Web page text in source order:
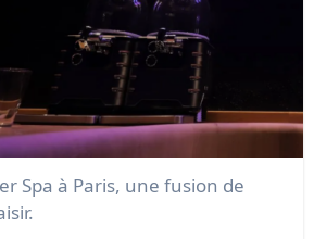
Spa à Paris, une fusion de